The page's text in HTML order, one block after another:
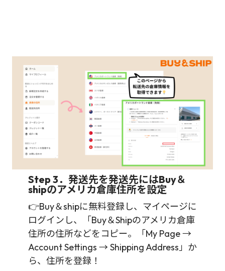
Step 3．発送先を発送先にはBuy＆
shipのアメリカ倉庫住所を設定
👉Buy＆shipに無料登録し、マイページに
ログインし、「Buy＆Shipのアメリカ倉庫
住所の住所などをコピー。「My Page →
Account Settings → Shipping Address」か
ら、住所を登録！